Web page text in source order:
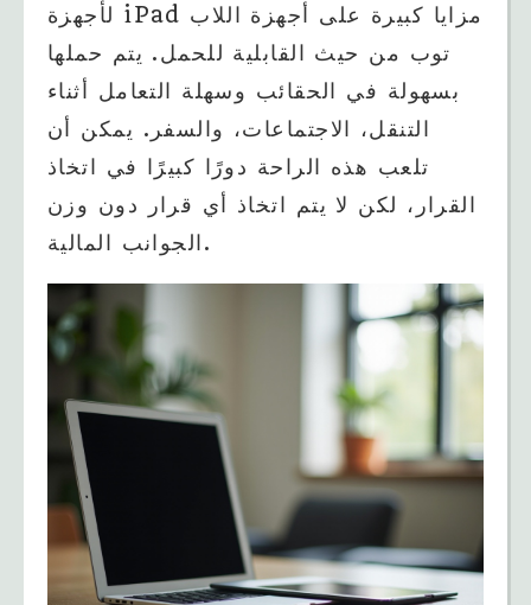
لأجهزة iPad مزايا كبيرة على أجهزة اللاب
توب من حيث القابلية للحمل. يتم حملها
بسهولة في الحقائب وسهلة التعامل أثناء
التنقل، الاجتماعات، والسفر. يمكن أن
تلعب هذه الراحة دورًا كبيرًا في اتخاذ
القرار، لكن لا يتم اتخاذ أي قرار دون وزن
الجوانب المالية.